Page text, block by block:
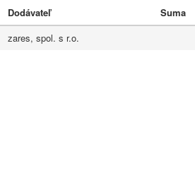
Dodávateľ Suma
zares, spol. s r.o.